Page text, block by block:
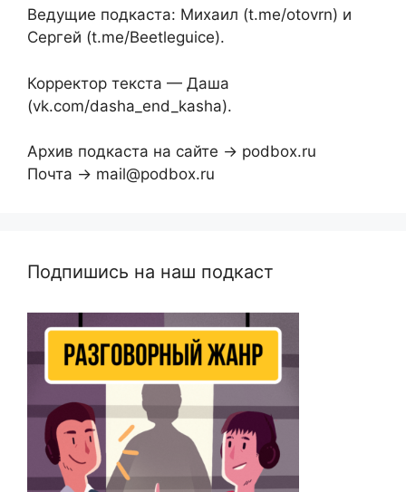
Ведущие подкаста: Михаил (t.me/otovrn) и
Сергей (t.me/Beetleguice).
Корректор текста — Даша
(vk.com/dasha_end_kasha).
Архив подкаста на сайте → podbox.ru
Почта → mail@podbox.ru
Подпишись на наш подкаст